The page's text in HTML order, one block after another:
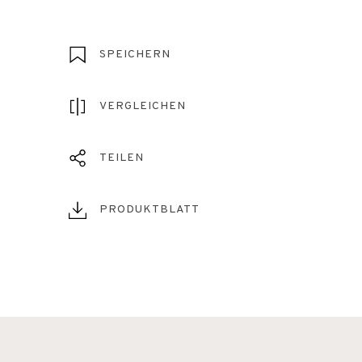
SPEICHERN
VERGLEICHEN
TEILEN
PRODUKTBLATT